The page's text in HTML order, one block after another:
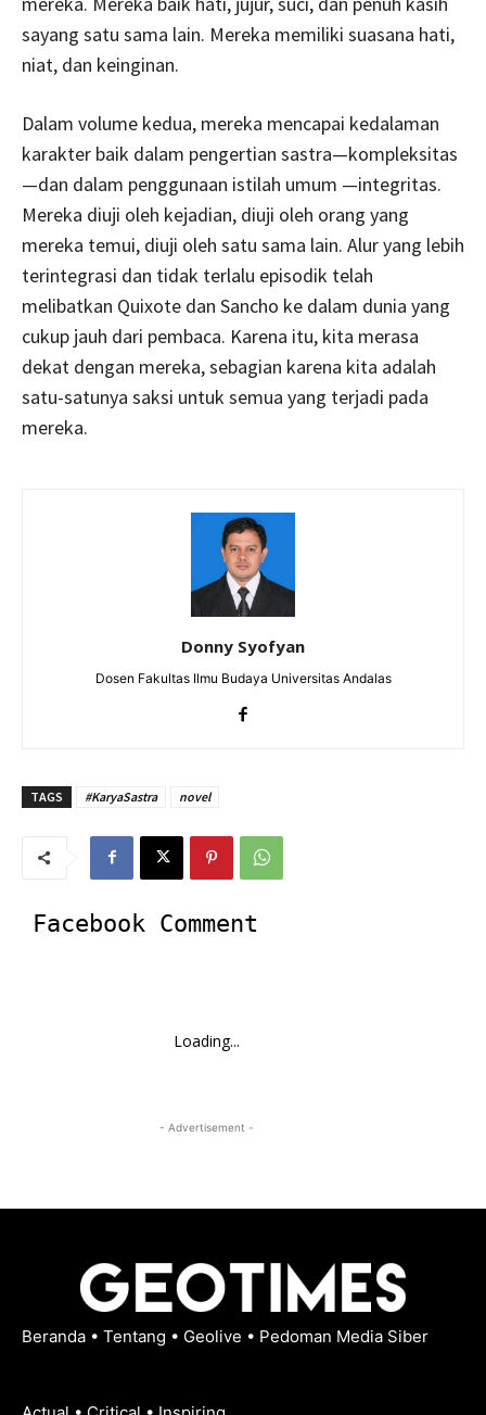
sayang satu sama lain. Mereka memiliki suasana hati,
niat, dan keinginan.
Dalam volume kedua, mereka mencapai kedalaman
karakter baik dalam pengertian sastra—kompleksitas
—dan dalam penggunaan istilah umum —integritas.
Mereka diuji oleh kejadian, diuji oleh orang yang
mereka temui, diuji oleh satu sama lain. Alur yang lebih
terintegrasi dan tidak terlalu episodik telah
melibatkan Quixote dan Sancho ke dalam dunia yang
cukup jauh dari pembaca. Karena itu, kita merasa
dekat dengan mereka, sebagian karena kita adalah
satu-satunya saksi untuk semua yang terjadi pada
mereka.
Donny Syofyan
Dosen Fakultas Ilmu Budaya Universitas Andalas
TAGS #KaryaSastra novel
Facebook Comment
Loading...
- Advertisement -
Beranda • Tentang • Geolive • Pedoman Media Siber